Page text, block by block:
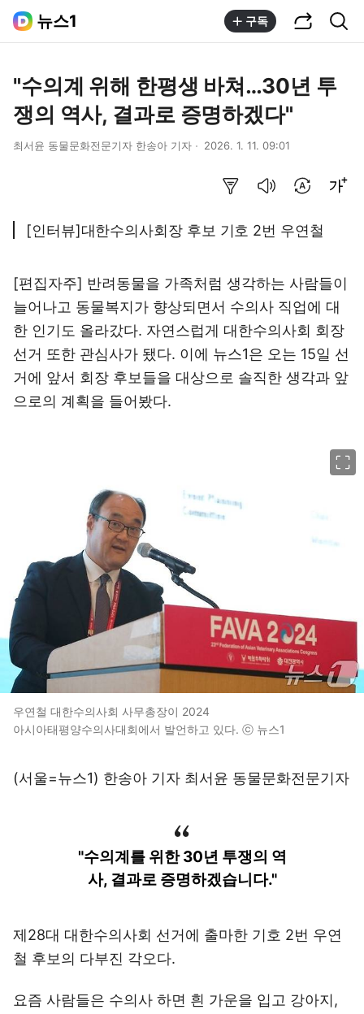
뉴스1 구독
"수의계 위해 한평생 바쳐…30년 투
쟁의 역사, 결과로 증명하겠다"
최서윤 동물문화전문기자 한송아 기자 2026. 1. 11. 09:01
[인터뷰]대한수의사회장 후보 기호 2번 우연철
[편집자주] 반려동물을 가족처럼 생각하는 사람들이
늘어나고 동물복지가 향상되면서 수의사 직업에 대
한 인기도 올라갔다. 자연스럽게 대한수의사회 회장
선거 또한 관심사가 됐다. 이에 뉴스1은 오는 15일 선
거에 앞서 회장 후보들을 대상으로 솔직한 생각과 앞
으로의 계획을 들어봤다.
우연철 대한수의사회 사무총장이 2024
아시아태평양수의사대회에서 발언하고 있다. ⓒ 뉴스1
(서울=뉴스1) 한송아 기자 최서윤 동물문화전문기자
"수의계를 위한 30년 투쟁의 역
사, 결과로 증명하겠습니다."
제28대 대한수의사회 선거에 출마한 기호 2번 우연
철 후보의 다부진 각오다.
요즘 사람들은 수의사 하면 흰 가운을 입고 강아지,